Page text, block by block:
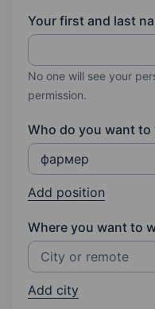
Your first and last
No one will see your
permission.
Who do you want to
Add position
Where you want to
Add city